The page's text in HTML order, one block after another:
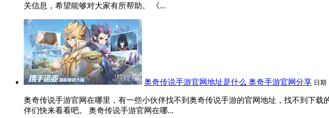
关信息，希望能够对大家有所帮助。 《...
奥奇传说手游官网地址是什么 奥奇手游官网分享 日期
奥奇传说手游官网在哪里，有一些小伙伴找不到奥奇传说手游的官网地址，找不到下
伴们快来看看吧。 奥奇传说手游官网在哪...